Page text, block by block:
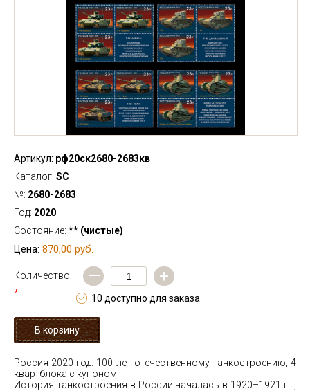
Артикул: рф20ск2680-2683кв
Каталог: SC
№: 2680-2683
Год: 2020
Состояние: ** (чистые)
Цена: 870,00 руб.
Количество:
*
— +
10 доступно для заказа
Россия 2020 год. 100 лет отечественному танкостроению, 4
квартблока с купоном
История танкостроения в России началась в 1920–1921 гг.,